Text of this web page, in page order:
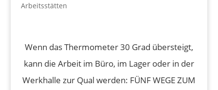
Arbeitsstätten
Wenn das Thermometer 30 Grad übersteigt,
kann die Arbeit im Büro, im Lager oder in der
Werkhalle zur Qual werden: FÜNF WEGE ZUM